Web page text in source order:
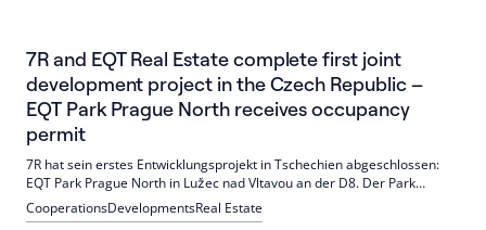
7R and EQT Real Estate complete first joint
development project in the Czech Republic –
EQT Park Prague North receives occupancy
permit
7R hat sein erstes Entwicklungsprojekt in Tschechien abgeschlossen:
EQT Park Prague North in Lužec nad Vltavou an der D8. Der Park
umfasst 56.500 qm Logistik- und Light-Industrial-Flächen und wird vom
EQT Exeter Europe Logistics Value Fund IV gehalten. 7R Czechia
CooperationsDevelopmentsReal Estate